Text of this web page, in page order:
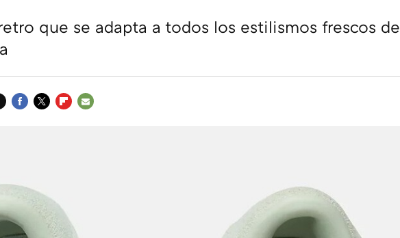
que se adapta a todos los estilismos frescos de